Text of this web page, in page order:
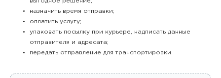
назначить время отправки;
оплатить услугу;
упаковать посылку при курьере, надписать данные
отправителя и адресата;
передать отправление для транспортировки.